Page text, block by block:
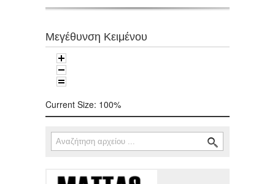
Μεγέθυνση Κειμένου
Current Size: 100%
Φόρμα αναζήτησης
Αναζήτηση